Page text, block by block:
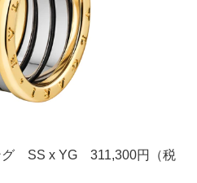
グ SS x YG 311,300円（税